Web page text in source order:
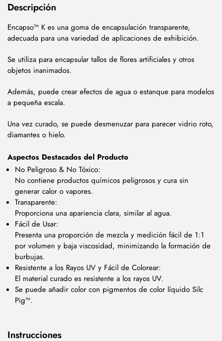
Descripción
Encapso™ K es una goma de encapsulación transparente,
adecuada para una variedad de aplicaciones de exhibición.
Se utiliza para encapsular tallos de flores artificiales y otros
objetos inanimados.
Además, puede crear efectos de agua o estanque para modelos
a pequeña escala.
Una vez curado, se puede desmenuzar para parecer vidrio roto,
diamantes o hielo.
Aspectos Destacados del Producto
No Peligroso & No Tóxico:
No contiene productos químicos peligrosos y cura sin
generar calor o vapores.
Transparente:
Proporciona una apariencia clara, similar al agua.
Fácil de Usar:
Presenta una proporción de mezcla y medición fácil de 1:1
por volumen y baja viscosidad, minimizando la formación de
burbujas.
Resistente a los Rayos UV y Fácil de Colorear:
El material curado es resistente a los rayos UV.
Se puede añadir color con pigmentos de color líquido Silc
Pig™.
Instrucciones